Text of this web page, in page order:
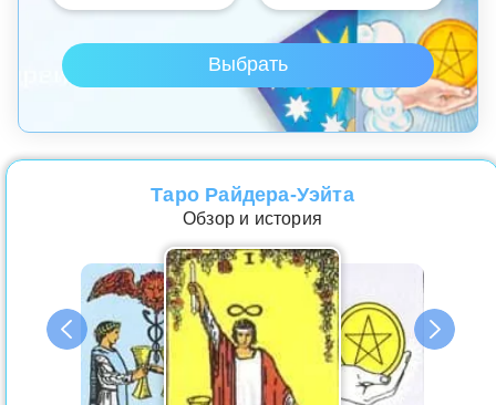
Таро Райдера-Уэйта
Обзор и история